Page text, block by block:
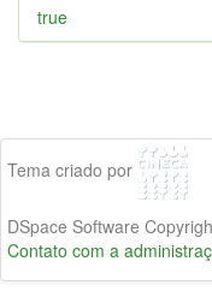
true
Tema criado por
DSpace Software
Contato com a